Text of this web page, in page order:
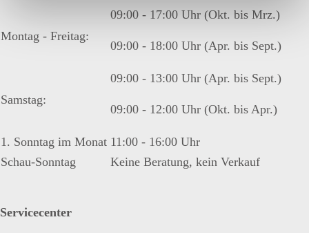
Montag - Freitag:
09:00 - 17:00 Uhr (Okt. bis Mrz.)
09:00 - 18:00 Uhr (Apr. bis Sept.)
Samstag:
09:00 - 13:00 Uhr (Apr. bis Sept.)
09:00 - 12:00 Uhr (Okt. bis Apr.)
1. Sonntag im Monat 11:00 - 16:00 Uhr
Schau-Sonntag
Keine Beratung, kein Verkauf
Servicecenter